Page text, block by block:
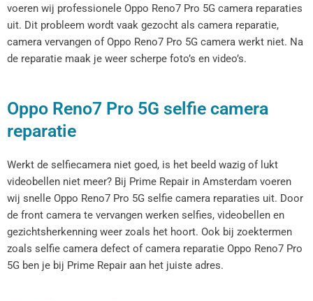
voeren wij professionele Oppo Reno7 Pro 5G camera reparaties
uit. Dit probleem wordt vaak gezocht als camera reparatie,
camera vervangen of Oppo Reno7 Pro 5G camera werkt niet. Na
de reparatie maak je weer scherpe foto’s en video’s.
Oppo Reno7 Pro 5G selfie camera
reparatie
Werkt de selfiecamera niet goed, is het beeld wazig of lukt
videobellen niet meer? Bij Prime Repair in Amsterdam voeren
wij snelle Oppo Reno7 Pro 5G selfie camera reparaties uit. Door
de front camera te vervangen werken selfies, videobellen en
gezichtsherkenning weer zoals het hoort. Ook bij zoektermen
zoals selfie camera defect of camera reparatie Oppo Reno7 Pro
5G ben je bij Prime Repair aan het juiste adres.